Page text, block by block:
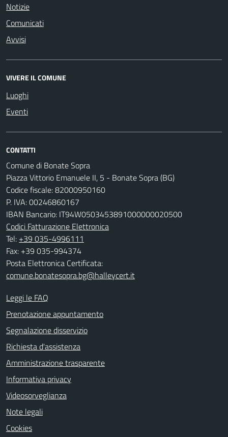
Notizie
Comunicati
Avvisi
VIVERE IL COMUNE
Luoghi
Eventi
CONTATTI
Comune di Bonate Sopra
Piazza Vittorio Emanuele II, 5 - Bonate Sopra (BG)
Codice fiscale: 82000950160
P. IVA: 00246860167
IBAN Bancario: IT94W0503453891000000020500
Codici Fatturazione Elettronica
Tel: +39 035-4996111
Fax: +39 035-994374
Posta Elettronica Certificata:
comune.bonatesopra.bg@halleycert.it
Leggi le FAQ
Prenotazione appuntamento
Segnalazione disservizio
Richiesta d'assistenza
Amministrazione trasparente
Informativa privacy
Videosorveglianza
Note legali
Cookies